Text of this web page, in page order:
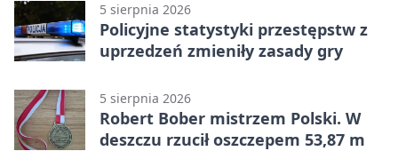
5 sierpnia 2026
Policyjne statystyki przestępstw z
uprzedzeń zmieniły zasady gry
5 sierpnia 2026
Robert Bober mistrzem Polski. W
deszczu rzucił oszczepem 53,87 m